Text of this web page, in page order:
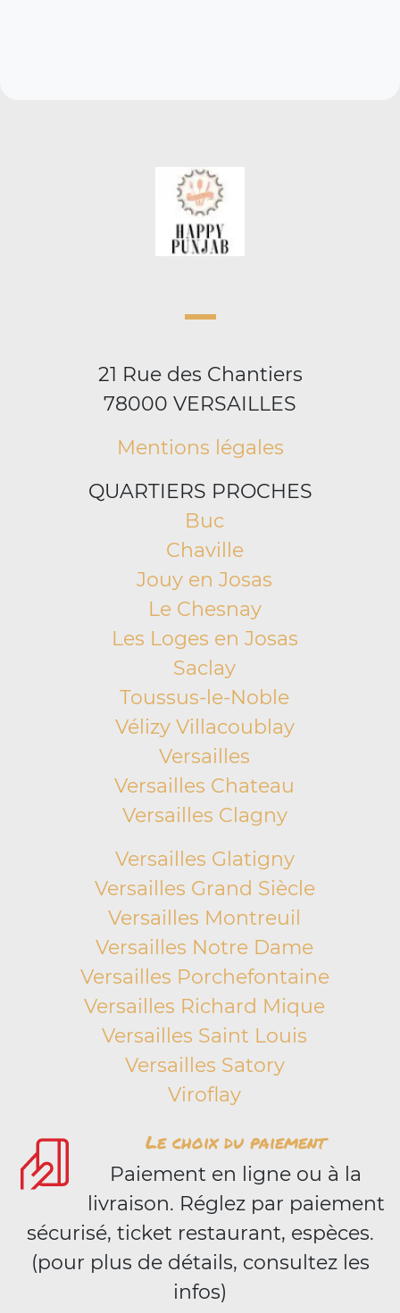
21 Rue des Chantiers
78000 VERSAILLES
Mentions légales
QUARTIERS PROCHES
Buc
Chaville
Jouy en Josas
Le Chesnay
Les Loges en Josas
Saclay
Toussus-le-Noble
Vélizy Villacoublay
Versailles
Versailles Chateau
Versailles Clagny
Versailles Glatigny
Versailles Grand Siècle
Versailles Montreuil
Versailles Notre Dame
Versailles Porchefontaine
Versailles Richard Mique
Versailles Saint Louis
Versailles Satory
Viroflay
Le choix du paiement
Paiement en ligne ou à la
livraison. Réglez par paiement
sécurisé, ticket restaurant, espèces.
(pour plus de détails, consultez les
infos)